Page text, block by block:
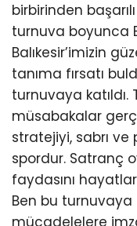
birbirinden
turnuva boyunca
Balıkesir’imizin
tanıma fırsatı
turnuvaya
müsabakalar
stratejiyi, sabrı
spordur. Satranç
faydasını
Ben bu turnuvaya